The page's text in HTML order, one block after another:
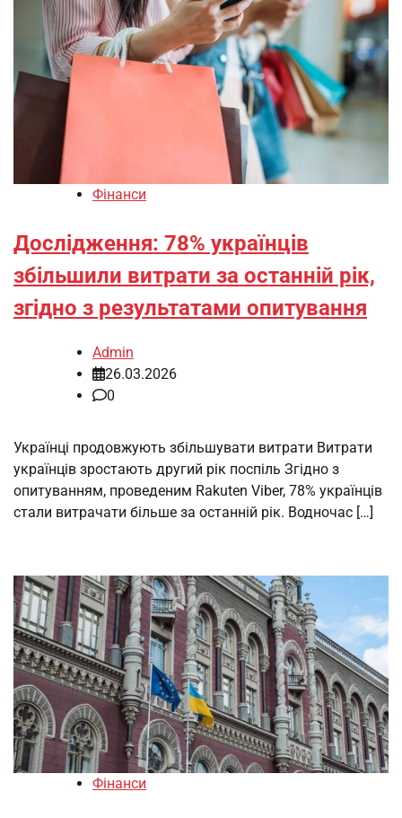
Фінанси
Дослідження: 78% українців
збільшили витрати за останній рік,
згідно з результатами опитування
Admin
26.03.2026
0
Українці продовжують збільшувати витрати Витрати
українців зростають другий рік поспіль Згідно з
опитуванням, проведеним Rakuten Viber, 78% українців
стали витрачати більше за останній рік. Водночас […]
Фінанси